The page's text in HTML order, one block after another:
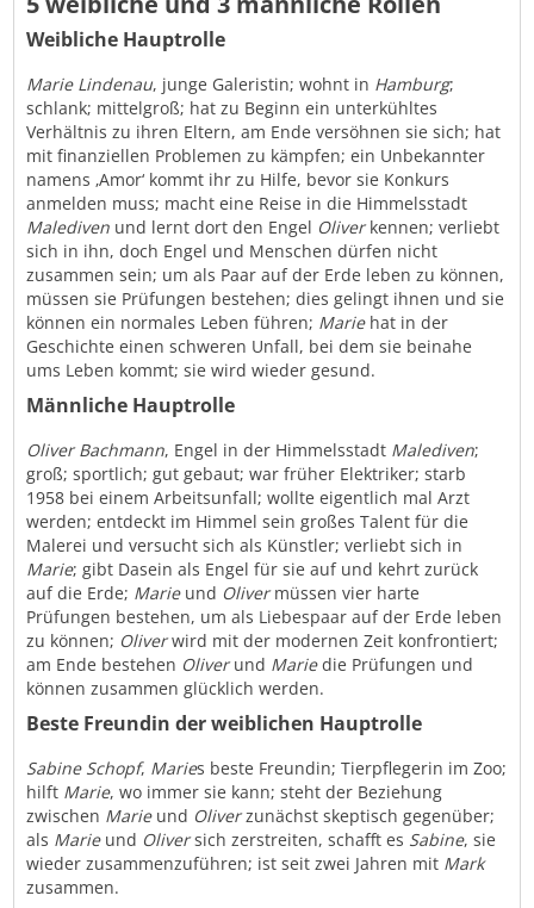
Weibliche Hauptrolle
Marie Lindenau, junge Galeristin; wohnt in Hamburg;
schlank; mittelgroß; hat zu Beginn ein unterkühltes
Verhältnis zu ihren Eltern, am Ende versöhnen sie sich; hat
mit finanziellen Problemen zu kämpfen; ein Unbekannter
namens ‚Amor‘ kommt ihr zu Hilfe, bevor sie Konkurs
anmelden muss; macht eine Reise in die Himmelsstadt
Malediven und lernt dort den Engel Oliverkennen; verliebt
sich in ihn, doch Engel und Menschen dürfen nicht
zusammen sein; um als Paar auf der Erde leben zu können,
müssen sie Prüfungen bestehen; dies gelingt ihnen und sie
können ein normales Leben führen; Mariehat in der
Geschichte einen schweren Unfall, bei dem sie beinahe
ums Leben kommt; sie wird wieder gesund.
Männliche Hauptrolle
Oliver Bachmann, Engel in der Himmelsstadt Malediven;
groß; sportlich; gut gebaut; war früher Elektriker; starb
1958 bei einem Arbeitsunfall; wollte eigentlich mal Arzt
werden; entdeckt im Himmel sein großes Talent für die
Malerei und versucht sich als Künstler; verliebt sich in
Marie; gibt Dasein als Engel für sie auf und kehrt zurück
auf die Erde; Marieund Olivermüssen vier harte
Prüfungen bestehen, um als Liebespaar auf der Erde leben
zu können; Oliverwird mit der modernen Zeit konfrontiert;
am Ende bestehen Oliverund Mariedie Prüfungen und
können zusammen glücklich werden.
Beste Freundin der weiblichen Hauptrolle
Sabine Schopf, Maries beste Freundin; Tierpflegerin im Zoo;
hilft Marie, wo immer sie kann; steht der Beziehung
zwischen Marieund Oliverzunächst skeptisch gegenüber;
als Marieund Oliversich zerstreiten, schafft es Sabine, sie
wieder zusammenzuführen; ist seit zwei Jahren mit Mark
zusammen.